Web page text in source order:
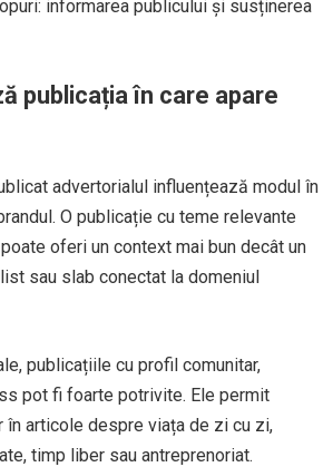
informarea publicului și susținerea
publicația în care apare
advertorialul influențează modul în
O publicație cu teme relevante
oferi un context mai bun decât un
sau slab conectat la domeniul
publicațiile cu profil comunitar,
pot fi foarte potrivite. Ele permit
în articole despre viața de zi cu zi,
timp liber sau antreprenoriat.